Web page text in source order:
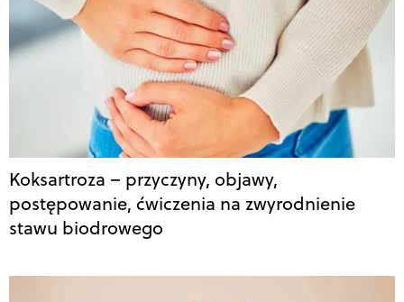
Koksartroza – przyczyny, objawy,
postępowanie, ćwiczenia na zwyrodnienie
stawu biodrowego